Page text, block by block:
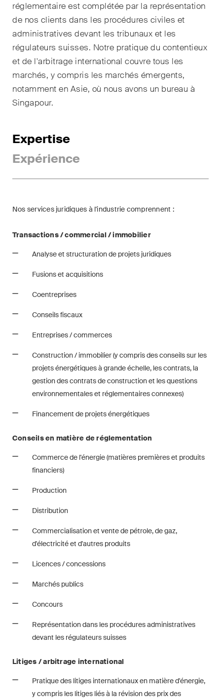
réglementaire est complétée par la représentation
de nos clients dans les procédures civiles et
administratives devant les tribunaux et les
régulateurs suisses. Notre pratique du contentieux
et de l'arbitrage international couvre tous les
marchés, y compris les marchés émergents,
notamment en Asie, où nous avons un bureau à
Singapour.
Expertise
Expérience
Nos services juridiques à l'industrie comprennent :
Transactions / commercial / immobilier
Analyse et structuration de projets juridiques
Fusions et acquisitions
Coentreprises
Conseils fiscaux
Entreprises / commerces
Construction / immobilier (y compris des conseils sur les
projets énergétiques à grande échelle, les contrats, la
gestion des contrats de construction et les questions
environnementales et réglementaires connexes)
Financement de projets énergétiques
Conseils en matière de réglementation
Commerce de l'énergie (matières premières et produits
financiers)
Production
Distribution
Commercialisation et vente de pétrole, de gaz,
d'électricité et d'autres produits
Licences / concessions
Marchés publics
Concours
Représentation dans les procédures administratives
devant les régulateurs suisses
Litiges / arbitrage international
Pratique des litiges internationaux en matière d'énergie,
y compris les litiges liés à la révision des prix des
Droit de la concurrence
Droit de la construction
Droit de la propriété
intellectuelle
Droit de l‘art et du
divertissement / Droit du sport
commercial / Droit des fusions
Droit du travail
Droit fiscal
compliance
ESG
Restructuration et insolvabilité
TIC / Droit des données /
Cybercriminalité
Publications
Arbitration Case Alert
résumés de la jurisprudence
matière d'arbitrage.
Construction Insights
tendances suisses et
dans le secteur de la
construction.
ESG Disputes Reporter
réguliers sur les